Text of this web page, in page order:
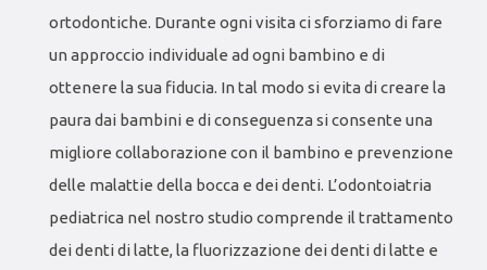
ortodontiche. Durante ogni visita ci sforziamo di fare
un approccio individuale ad ogni bambino e di
ottenere la sua fiducia. In tal modo si evita di creare la
paura dai bambini e di conseguenza si consente una
migliore collaborazione con il bambino e prevenzione
delle malattie della bocca e dei denti. L’odontoiatria
pediatrica nel nostro studio comprende il trattamento
dei denti di latte, la fluorizzazione dei denti di latte e